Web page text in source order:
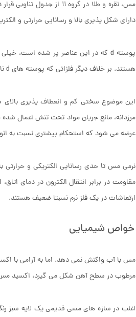
دارای شکل ‌پذیری بالا و رسانایی حرارتی و
پوسته d که در این عناصر پر شده است، خیلی کم در برهمکنش های بین اتمی شرکت می کند. این برهمکنش ها تحت سلطه
هستند. بر خلاف دیگر فلزاتی که پوسته‌ های d ناکامل دارند، پیوندهای فلزی این فلز فاقد ویژگی کووالانسی بوده و نسبتا ضعیف هستند.
این موضوع سختی کم و انعطاف‌ پذیری بالای
مرزدانه، مانع جریان مواد تحت تنش اعمال‌
عرضه می ‌شود که استحکام بیشتری نسبت به
نرمی مس تا حدی رسانایی الکتریکی و
مقاومت در برابر انتقال الکترون در دمای
ارتعاشات در یک فلز نرم نسبتا ضعیف هستند.
خواص شیمیایی
مس با آب واکنش نمی ‌دهد. اما به آرامی با
مرطوب در سطح آهن شکل می گیرد، اکسید مس
اغلب در سازه‌ های مسی قدیمی یک لایه سبز